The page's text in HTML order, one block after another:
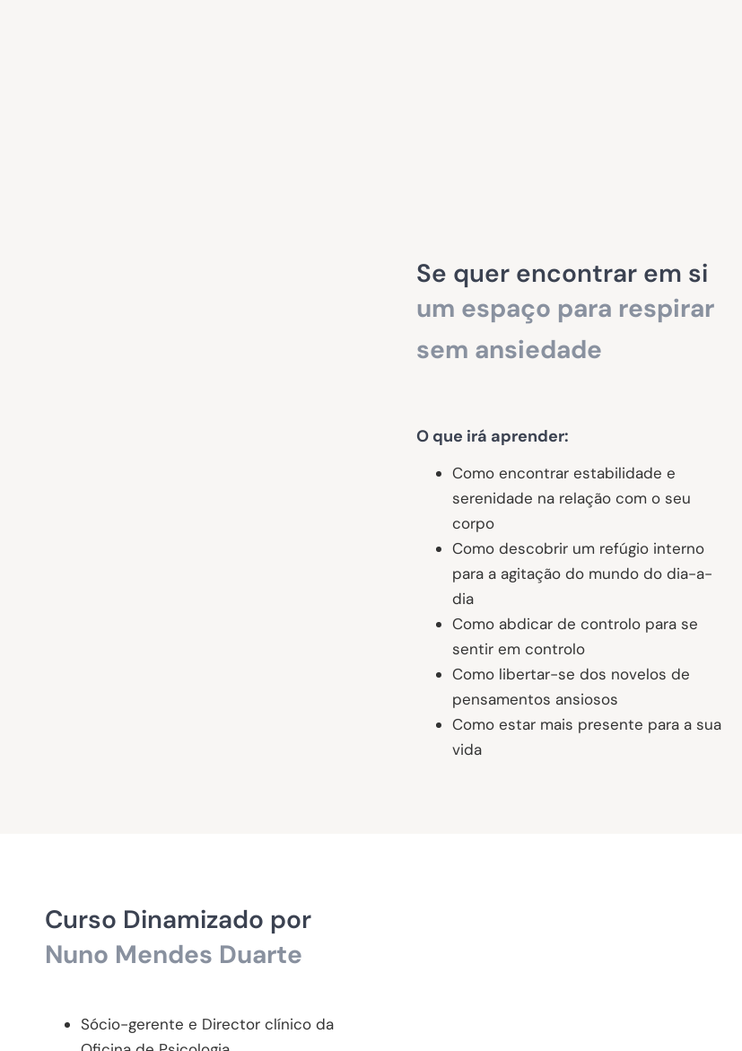
Se quer encontrar em si
um espaço para respirar
sem ansiedade
O que irá aprender:
Como encontrar estabilidade e
serenidade na relação com o seu
corpo
Como descobrir um refúgio interno
para a agitação do mundo do dia-a-
dia
Como abdicar de controlo para se
sentir em controlo
Como libertar-se dos novelos de
pensamentos ansiosos
Como estar mais presente para a sua
vida
Curso Dinamizado por
Nuno Mendes Duarte
Sócio-gerente e Director clínico da